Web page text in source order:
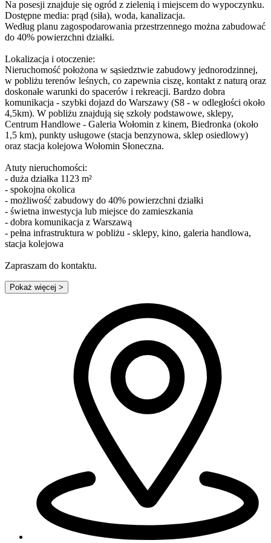
Na posesji znajduje się ogród z zielenią i miejscem do wypoczynku.
Dostępne media: prąd (siła), woda, kanalizacja.
Według planu zagospodarowania przestrzennego można zabudować
do 40% powierzchni działki.
Lokalizacja i otoczenie:
Nieruchomość położona w sąsiedztwie zabudowy jednorodzinnej,
w pobliżu terenów leśnych, co zapewnia ciszę, kontakt z naturą oraz
doskonałe warunki do spacerów i rekreacji. Bardzo dobra
komunikacja - szybki dojazd do Warszawy (S8 - w odległości około
4,5km). W pobliżu znajdują się szkoły podstawowe, sklepy,
Centrum Handlowe - Galeria Wołomin z kinem, Biedronka (około
1,5 km), punkty usługowe (stacja benzynowa, sklep osiedlowy)
oraz stacja kolejowa Wołomin Słoneczna.
Atuty nieruchomości:
- duża działka 1123 m²
- spokojna okolica
- możliwość zabudowy do 40% powierzchni działki
- świetna inwestycja lub miejsce do zamieszkania
- dobra komunikacja z Warszawą
- pełna infrastruktura w pobliżu - sklepy, kino, galeria handlowa,
stacja kolejowa
Zapraszam do kontaktu.
Pokaż więcej >